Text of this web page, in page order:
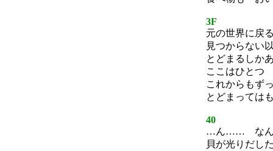
3F
元の世界に戻
見つからない
とどまるしか
ここはひとつ
これからもず
とどまっては
40
…ん…… な
貝が光りだし